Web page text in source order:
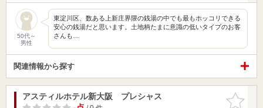
50代～
男性
東淀川区、数ある上新庄界隈の銭湯の中でも最もホッコリできる
安心の銭湯だと思います。土地柄たまに意識の低いタイプのお客
さんも…
関連情報から探す
お気に入
りに追加
アスティルホテル新大阪 プレシャス